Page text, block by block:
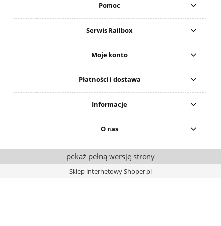
Pomoc
Serwis Railbox
Moje konto
Płatności i dostawa
Informacje
O nas
pokaż pełną wersję strony
Sklep internetowy Shoper.pl